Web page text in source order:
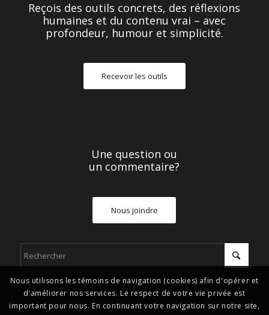
Reçois des outils concrets, des réflexions
humaines et du contenu vrai – avec
profondeur, humour et simplicité.
Recevoir les outils
Une question ou
un commentaire?
Nous joindre
Nous utilisons les témoins de navigation (cookies) afin d'opérer et
d’améliorer nos services. Le respect de votre vie privée est
important pour nous. En continuant votre navigation sur notre site,